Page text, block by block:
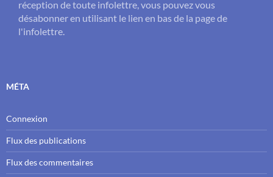
réception de toute infolettre, vous pouvez vous
désabonner en utilisant le lien en bas de la page de
l'infolettre.
MÉTA
Connexion
Flux des publications
Flux des commentaires